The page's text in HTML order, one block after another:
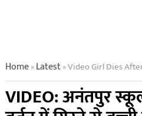
Home»Latest»Video Girl Dies After Falling Into A Pot Of
VIDEO: अनंतपुर